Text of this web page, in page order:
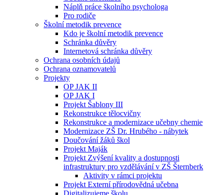
Náplň práce školního psychologa
Pro rodiče
Školní metodik prevence
Kdo je školní metodik prevence
Schránka důvěry
Internetová schránka důvěry
Ochrana osobních údajů
Ochrana oznamovatelů
Projekty
OP JAK II
OP JAK I
Projekt Šablony III
Rekonstrukce tělocvičny
Rekonstrukce a modernizace učebny chemie
Modernizace ZŠ Dr. Hrubého - nábytek
Doučování žáků škol
Projekt Maják
Projekt Zvýšení kvality a dostupnosti
infrastruktury pro vzdělávání v ZŠ Šternberk
Aktivity v rámci projektu
Projekt Externí přírodovědná učebna
Digitalizujeme školu